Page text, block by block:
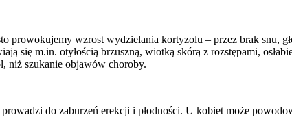
prowokujemy wzrost wydzielania kortyzolu – przez brak snu,
się m.in. otyłością brzuszną, wiotką skórą z rozstępami,
niż szukanie objawów choroby.
do zaburzeń erekcji i płodności. U kobiet może